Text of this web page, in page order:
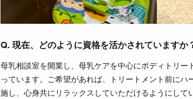
Q. 現在、どのように資格を活かされていますか
母乳相談室を開業し、母乳ケアを中心にボディトリー
っています。ご希望があれば、トリートメント前に
施し、心身共にリラックスしていただけるようにして